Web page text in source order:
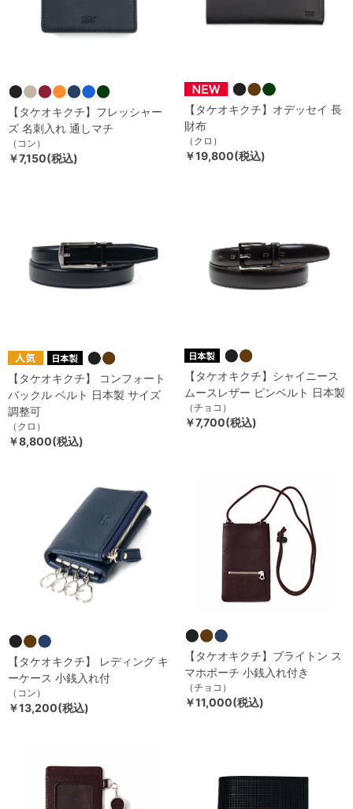
【タケオキクチ】フレッシャー
ズ 名刺入れ 通しマチ
（コン）
￥7,150(税込)
【タケオキクチ】オデッセイ 長
財布
（クロ）
￥19,800(税込)
【タケオキクチ】 コンフォート
バックル ベルト 日本製 サイズ
調整可
（クロ）
￥8,800(税込)
【タケオキクチ】シャイニース
ムースレザー ピンベルト 日本製
（チョコ）
￥7,700(税込)
【タケオキクチ】 レディング キ
ーケース 小銭入れ付
（コン）
￥13,200(税込)
【タケオキクチ】ブライトン ス
マホポーチ 小銭入れ付き
（チョコ）
￥11,000(税込)